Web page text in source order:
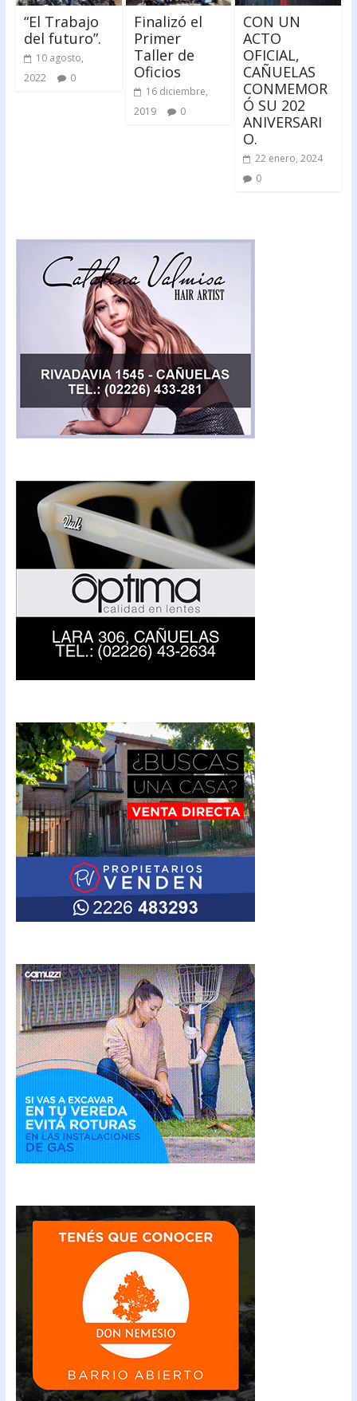
“El Trabajo
del futuro”.
10 agosto,
2022
0
Finalizó el
Primer
Taller de
Oficios
16 diciembre,
2019
0
CON UN
ACTO
OFICIAL,
CAÑUELAS
CONMEMOR
Ó SU 202
ANIVERSARI
O.
22 enero, 2024
0